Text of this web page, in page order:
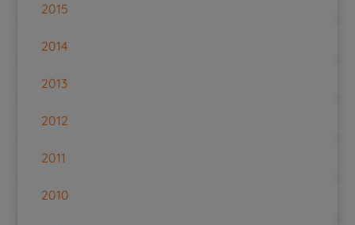
2015
2014
2013
2012
2011
2010